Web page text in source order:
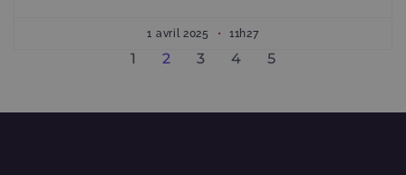
1 avril 2025 11h27
1 2 3 4 5